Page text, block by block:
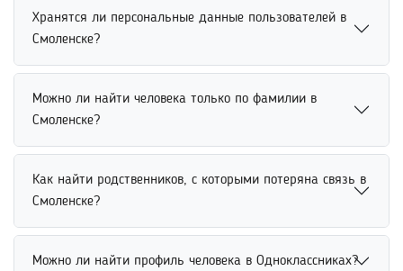
Хранятся ли персональные данные пользователей в
Смоленске?
Персональные данные пользователей могут храниться
только в рамках политики конфиденциальности сервиса
поисковых платформ используют минимальный объем
информации для обработки запросов. Пользователям
рекомендуется заранее ознакомиться с правилами
Можно ли найти человека только по фамилии в
Смоленске?
Найти человека только по фамилии возможно через
поисковые сервисы и открытые базы данных. Однако
слишком широкими. Для повышения точности
рекомендуется дополнительно указать имя, возраст
Как найти родственников, с которыми потеряна связь в
Смоленске?
Найти родственников, с которыми потеряна связь,
Можно ли найти профиль человека в Одноклассниках?